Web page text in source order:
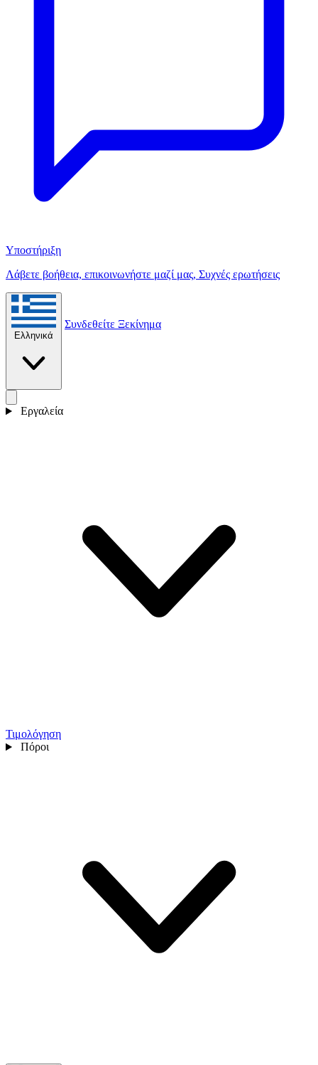
Υποστήριξη
Λάβετε βοήθεια, επικοινωνήστε μαζί μας, Συχνές ερωτήσεις
Ελληνικά
Συνδεθείτε Ξεκίνημα
Εργαλεία
Τιμολόγηση
Πόροι